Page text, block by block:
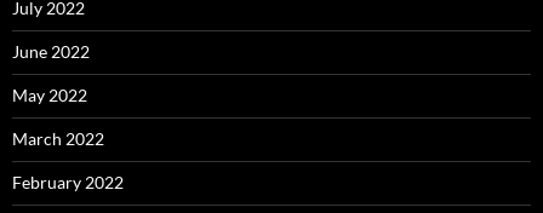
July 2022
June 2022
May 2022
March 2022
February 2022